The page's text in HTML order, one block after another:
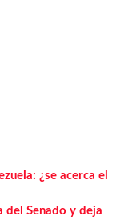
¿se acerca el
del Senado y deja